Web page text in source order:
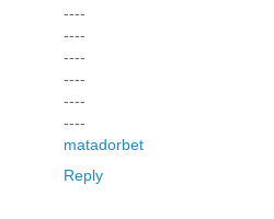
----
----
----
----
----
----
matadorbet
Reply